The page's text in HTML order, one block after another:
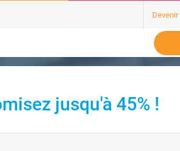
jusqu'à 45% !